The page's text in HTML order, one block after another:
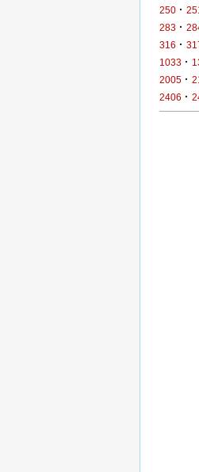
250 · 251
283 ·
316 ·
1033 ·
2005 ·
2406 ·